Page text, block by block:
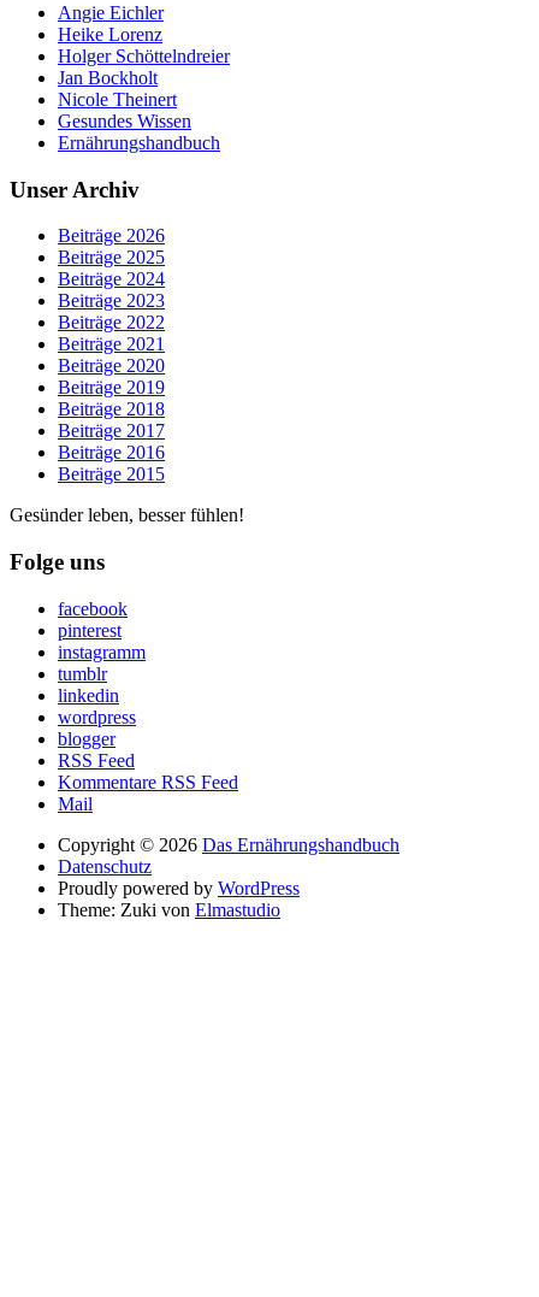
Angie Eichler
Heike Lorenz
Holger Schöttelndreier
Jan Bockholt
Nicole Theinert
Gesundes Wissen
Ernährungshandbuch
Unser Archiv
Beiträge 2026
Beiträge 2025
Beiträge 2024
Beiträge 2023
Beiträge 2022
Beiträge 2021
Beiträge 2020
Beiträge 2019
Beiträge 2018
Beiträge 2017
Beiträge 2016
Beiträge 2015
Gesünder leben, besser fühlen!
Folge uns
facebook
pinterest
instagramm
tumblr
linkedin
wordpress
blogger
RSS Feed
Kommentare RSS Feed
Mail
Copyright © 2026 Das Ernährungshandbuch
Datenschutz
Proudly powered by WordPress
Theme: Zuki von Elmastudio